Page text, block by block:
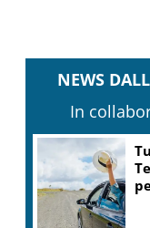
NEWS
In